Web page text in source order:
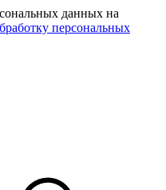
данных на
персональных